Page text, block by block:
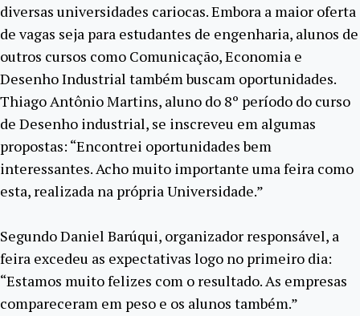
diversas universidades cariocas. Embora a maior oferta
de vagas seja para estudantes de engenharia, alunos de
outros cursos como Comunicação, Economia e
Desenho Industrial também buscam oportunidades.
Thiago Antônio Martins, aluno do 8º período do curso
de Desenho industrial, se inscreveu em algumas
propostas: “Encontrei oportunidades bem
interessantes. Acho muito importante uma feira como
esta, realizada na própria Universidade.”
Segundo Daniel Barúqui, organizador responsável, a
feira excedeu as expectativas logo no primeiro dia:
“Estamos muito felizes com o resultado. As empresas
compareceram em peso e os alunos também.”